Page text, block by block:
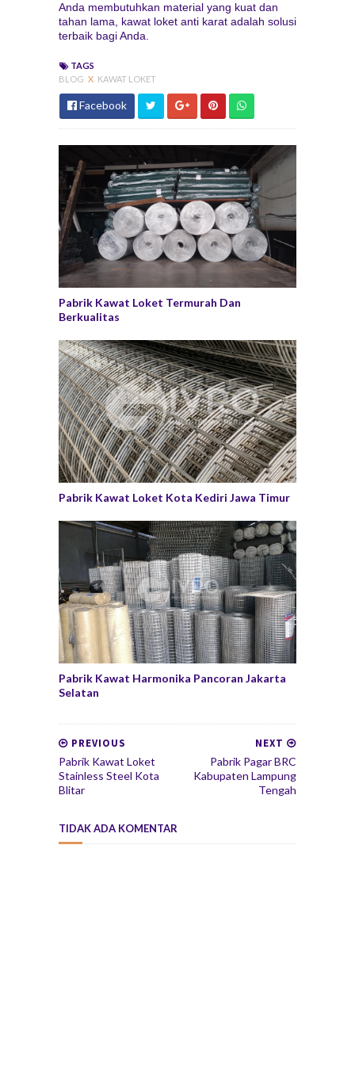
Anda membutuhkan material yang kuat dan
tahan lama, kawat loket anti karat adalah solusi
terbaik bagi Anda.
TAGS
BLOG X KAWAT LOKET
Facebook
Pabrik Kawat Loket Termurah Dan
Berkualitas
Pabrik Kawat Loket Kota Kediri Jawa Timur
Pabrik Kawat Harmonika Pancoran Jakarta
Selatan
NEXT
Pabrik Pagar BRC
Kabupaten Lampung
Tengah
PREVIOUS
Pabrik Kawat Loket
Stainless Steel Kota
Blitar
TIDAK ADA KOMENTAR